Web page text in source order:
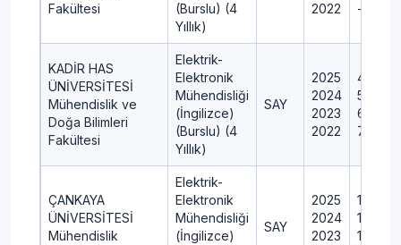
Fakültesi
(Burslu) (4
Yıllık)
2022
---
KADİR HAS
ÜNİVERSİTESİ
Mühendislik ve
Doğa Bilimleri
Fakültesi
Elektrik-
Elektronik
Mühendisliği
(İngilizce)
(Burslu) (4
Yıllık)
SAY
2025
2024
2023
2022
4
5
6
7
ÇANKAYA
ÜNİVERSİTESİ
Mühendislik
Elektrik-
Elektronik
Mühendisliği
(İngilizce)
SAY
2025
2024
2023
10
10
10